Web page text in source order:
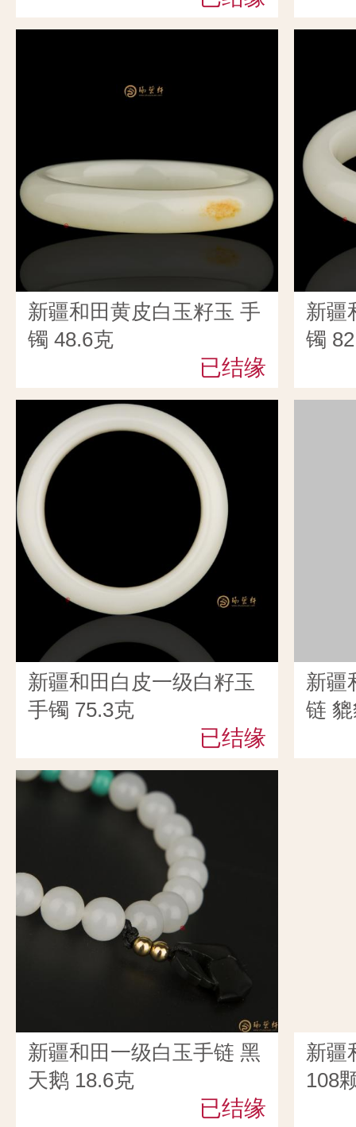
新疆和田黄皮白玉籽玉 手
镯 48.6克
已结缘
新疆
镯
新疆和田白皮一级白籽玉
手镯 75.3克
已结缘
新疆
链
新疆和田一级白玉手链 黑
天鹅 18.6克
已结缘
新疆
108